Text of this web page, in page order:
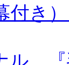
付き
ル 『